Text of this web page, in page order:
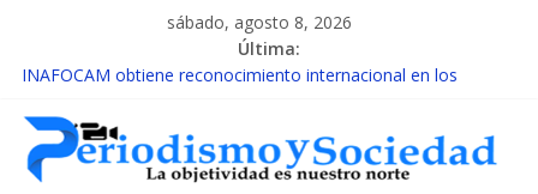
sábado, agosto 8, 2026
Última:
INAFOCAM obtiene reconocimiento internacional en los
15 de febrero de cada año es Día Nacional de la lucha contra el
cáncer infantil
EL ENFOQUE UNILATERAL DE LA COALICIÓN